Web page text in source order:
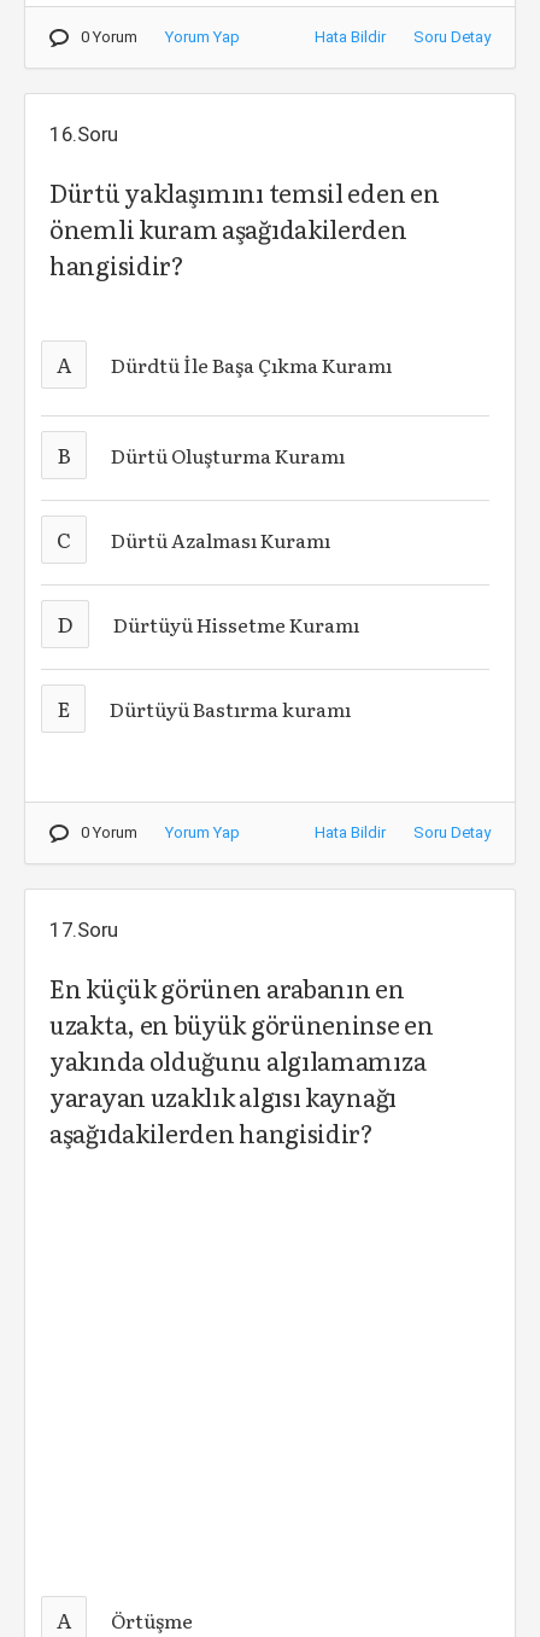
0 Yorum Yorum Yap Hata Bildir Soru Detay
16.Soru
Dürtü yaklaşımını temsil eden en
önemli kuram aşağıdakilerden
hangisidir?
A Dürdtü İle Başa Çıkma Kuramı
B Dürtü Oluşturma Kuramı
C Dürtü Azalması Kuramı
D Dürtüyü Hissetme Kuramı
E Dürtüyü Bastırma kuramı
0 Yorum Yorum Yap Hata Bildir Soru Detay
17.Soru
En küçük görünen arabanın en
uzakta, en büyük görüneninse en
yakında olduğunu algılamamıza
yarayan uzaklık algısı kaynağı
aşağıdakilerden hangisidir?
A Örtüşme